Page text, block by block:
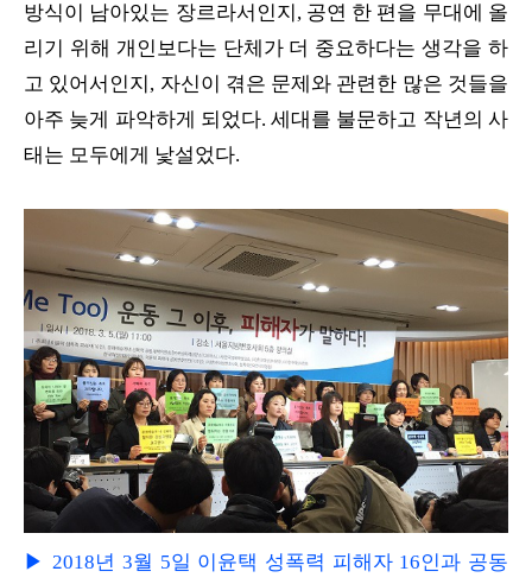
방식이 남아있는 장르라서인지, 공연 한 편을 무대에 올
리기 위해 개인보다는 단체가 더 중요하다는 생각을 하
고 있어서인지, 자신이 겪은 문제와 관련한 많은 것들을
아주 늦게 파악하게 되었다. 세대를 불문하고 작년의 사
태는 모두에게 낯설었다.
▶ 2018년 3월 5일 이윤택 성폭력 피해자 16인과 공동